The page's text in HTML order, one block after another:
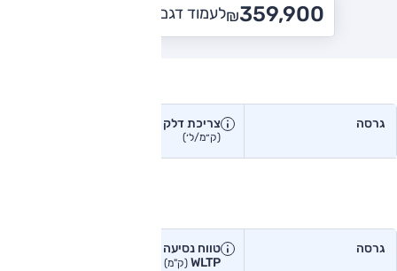
₪359,900 לעמוד דגם וולוו EX40
גרסה צריכת דלק יצרן
(ק״מ/ל׳)
גרסה
טווח נסיעה יצרן
WLTP(ק"מ)